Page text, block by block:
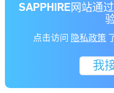
SAPPHIRE网站通
点击访问 隐私政策
我